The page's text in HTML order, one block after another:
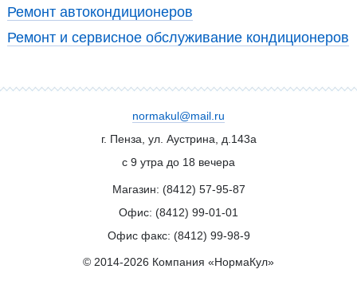
Ремонт автокондиционеров
Ремонт и сервисное обслуживание кондиционеров
normakul@mail.ru
г. Пенза, ул. Аустрина, д.143а
с 9 утра до 18 вечера
Магазин: (8412) 57-95-87
Офис: (8412) 99-01-01
Офис факс: (8412) 99-98-9
© 2014-2026 Компания «НормаКул»